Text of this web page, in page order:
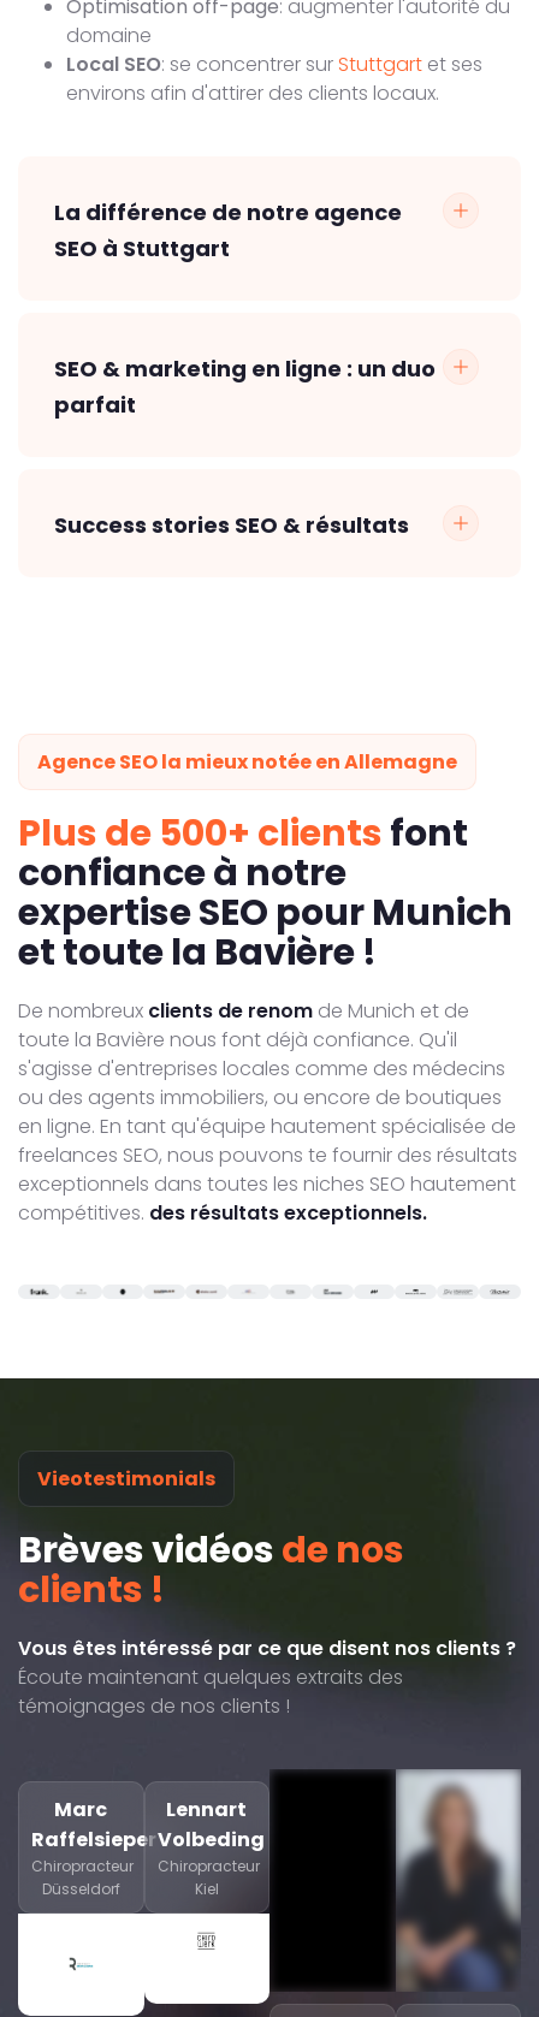
Optimisation off-page: augmenter l'autorité du
domaine
Local SEO: se concentrer sur Stuttgart et ses
environs afin d'attirer des clients locaux.
La différence de notre agence
SEO à Stuttgart
SEO & marketing en ligne : un duo
parfait
Success stories SEO & résultats
Agence SEO la mieux notée en Allemagne
Plus de 500+ clientsfont
confiance à notre
expertise SEO pour Munich
et toute la Bavière !
De nombreux clients de renom de Munich et de
toute la Bavière nous font déjà confiance. Qu'il
s'agisse d'entreprises locales comme des médecins
ou des agents immobiliers, ou encore de boutiques
en ligne. En tant qu'équipe hautement spécialisée de
freelances SEO, nous pouvons te fournir des résultats
exceptionnels dans toutes les niches SEO hautement
compétitives. des résultats exceptionnels.
Vieotestimonials
Brèves vidéosde nos
clients !
Vous êtes intéressé par ce que disent nos clients ?
Écoute maintenant quelques extraits des
témoignages de nos clients !
Marc
Raffelsieper
Chiropracteur
Düsseldorf
Lennart
Volbeding
Chiropracteur
Kiel